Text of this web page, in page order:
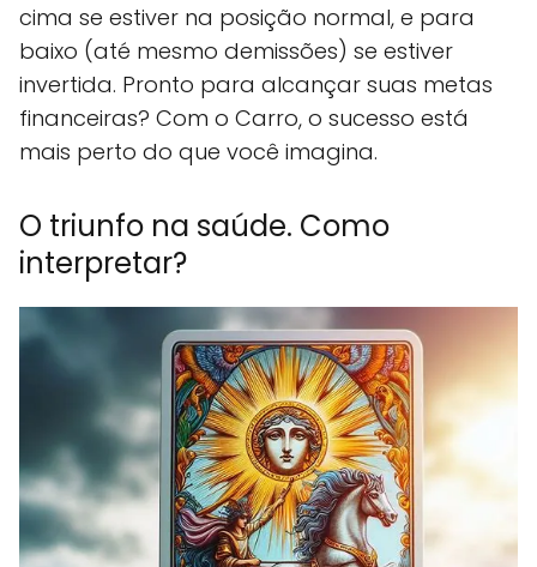
cima se estiver na posição normal, e para
baixo (até mesmo demissões) se estiver
invertida. Pronto para alcançar suas metas
financeiras? Com o Carro, o sucesso está
mais perto do que você imagina.
O triunfo na saúde. Como
interpretar?